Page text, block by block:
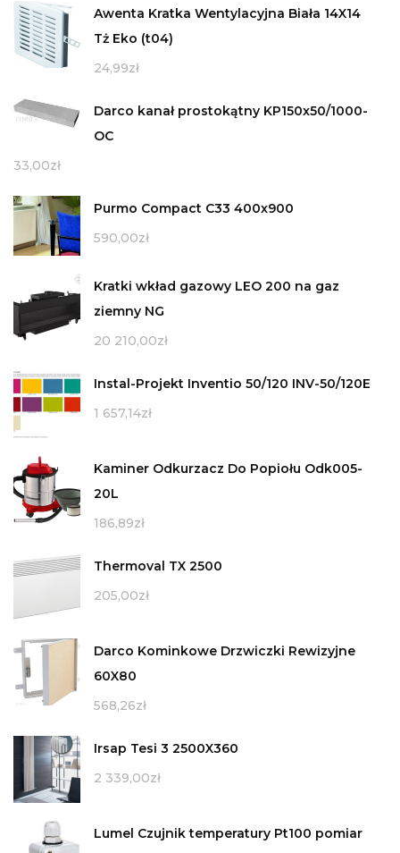
Awenta Kratka Wentylacyjna Biała 14X14
Tż Eko (t04)
24,99zł
Darco kanał prostokątny KP150x50/1000-
OC
33,00zł
Purmo Compact C33 400x900
590,00zł
Kratki wkład gazowy LEO 200 na gaz
ziemny NG
20 210,00zł
Instal-Projekt Inventio 50/120 INV-50/120E
1 657,14zł
Kaminer Odkurzacz Do Popiołu Odk005-
20L
186,89zł
Thermoval TX 2500
205,00zł
Darco Kominkowe Drzwiczki Rewizyjne
60X80
568,26zł
Irsap Tesi 3 2500X360
2 339,00zł
Lumel Czujnik temperatury Pt100 pomiar